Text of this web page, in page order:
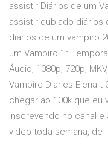
assistir Diários de um
assistir dublado diários
diários de um vampiro
um Vampiro 1ª
Áudio, 1080p, 720p,
Vampire Diaries Elena t
chegar ao 100k que eu
inscrevendo no canal
video toda semana, de